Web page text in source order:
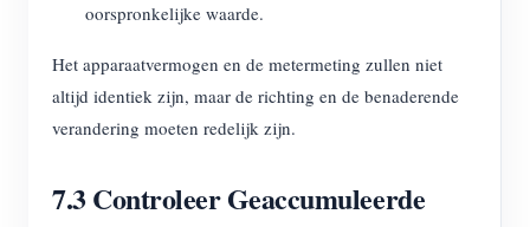
oorspronkelijke waarde.
Het apparaatvermogen en de metermeting zullen niet
altijd identiek zijn, maar de richting en de benaderende
verandering moeten redelijk zijn.
7.3 Controleer Geaccumuleerde